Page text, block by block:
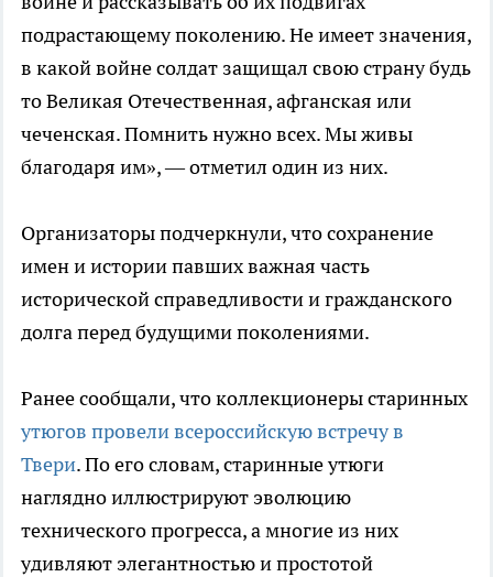
подрастающему поколению. Не имеет значения,
в какой войне солдат защищал свою страну будь
то Великая Отечественная, афганская или
чеченская. Помнить нужно всех. Мы живы
благодаря им», — отметил один из них.
Организаторы подчеркнули, что сохранение
имен и истории павших важная часть
исторической справедливости и гражданского
долга перед будущими поколениями.
Ранее сообщали, что коллекционеры старинных
утюгов провели всероссийскую встречу в
Твери. По его словам, старинные утюги
наглядно иллюстрируют эволюцию
технического прогресса, а многие из них
удивляют элегантностью и простотой